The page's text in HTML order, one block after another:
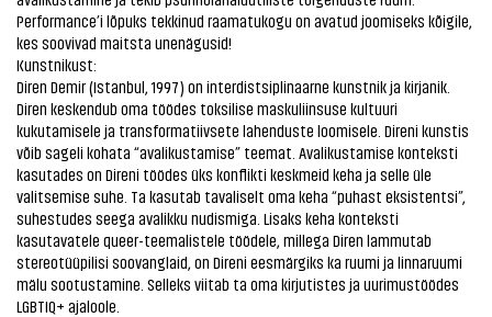
Performance’i lõpuks tekkinud raamatukogu on avatud joomiseks kõigile,
kes soovivad maitsta unenägusid!
Kunstnikust:
Diren Demir (Istanbul, 1997) on interdistsiplinaarne kunstnik ja kirjanik.
Diren keskendub oma töödes toksilise maskuliinsuse kultuuri
kukutamisele ja transformatiivsete lahenduste loomisele. Direni kunstis
võib sageli kohata “avalikustamise” teemat. Avalikustamise konteksti
kasutades on Direni töödes üks konflikti keskmeid keha ja selle üle
valitsemise suhe. Ta kasutab tavaliselt oma keha “puhast eksistentsi”,
suhestudes seega avalikku nudismiga. Lisaks keha konteksti
kasutavatele queer-teemalistele töödele, millega Diren lammutab
stereotüüpilisi soovanglaid, on Direni eesmärgiks ka ruumi ja linnaruumi
mälu sootustamine. Selleks viitab ta oma kirjutistes ja uurimustöödes
LGBTIQ+ ajaloole.